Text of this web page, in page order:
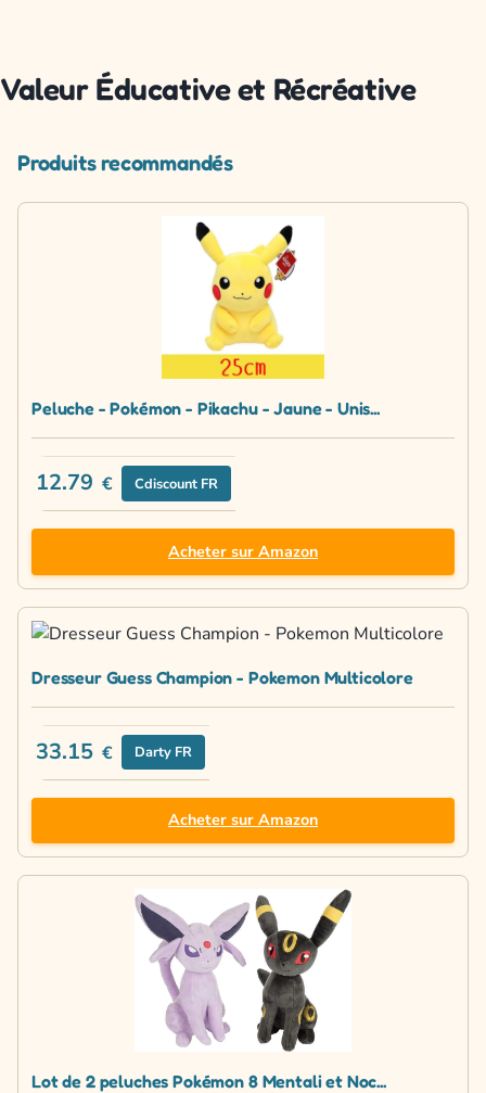
Valeur Éducative et Récréative
Produits recommandés
Peluche - Pokémon - Pikachu - Jaune - Unis...
12.79 € Cdiscount FR
Acheter sur Amazon
Dresseur Guess Champion - Pokemon Multicolore
33.15 € Darty FR
Acheter sur Amazon
Lot de 2 peluches Pokémon 8 Mentali et Noc...